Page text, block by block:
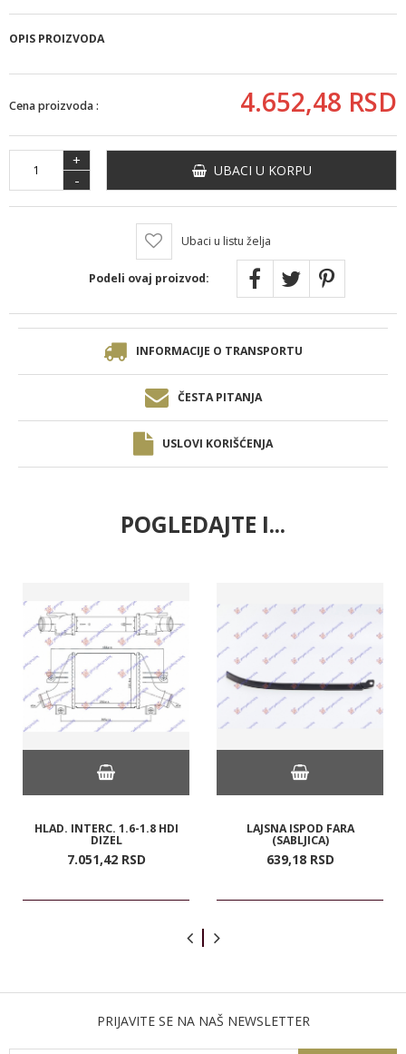
OPIS PROIZVODA
Cena proizvoda : 4.652,48 RSD
+
-
UBACI U KORPU
Ubaci u listu želja
Podeli ovaj proizvod:
INFORMACIJE O TRANSPORTU
ČESTA PITANJA
USLOVI KORIŠĆENJA
POGLEDAJTE I...
HLAD. INTERC. 1.6-1.8 HDI
DIZEL
7.051,42 RSD
LAJSNA ISPOD FARA
(SABLJICA)
639,18 RSD
PRIJAVITE SE NA NAŠ NEWSLETTER